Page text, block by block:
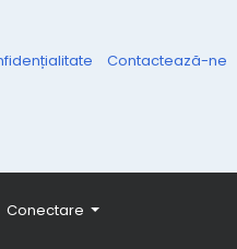
Conectare
Contactează-ne